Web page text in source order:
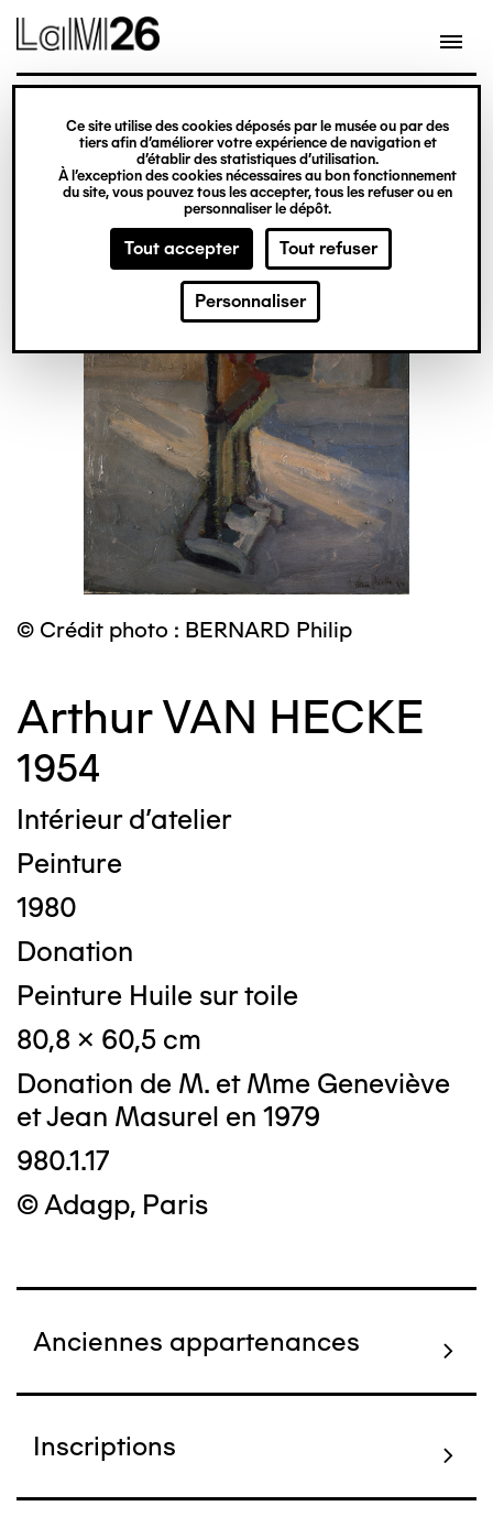
Gestion des cookies
Ce site utilise des cookies déposés par le musée ou par des
tiers afin d’améliorer votre expérience de navigation et
d’établir des statistiques d’utilisation.
À l’exception des cookies nécessaires au bon fonctionnement
du site, vous pouvez tous les accepter, tous les refuser ou en
personnaliser le dépôt.
Tout accepter Tout refuser
Personnaliser
contenu
© Crédit photo : BERNARD Philip
Arthur VAN HECKE
1954
Intérieur d'atelier
Peinture
1980
Donation
Peinture Huile sur toile
80,8 x 60,5 cm
Donation de M. et Mme Geneviève
et Jean Masurel en 1979
980.1.17
© Adagp, Paris
Anciennes appartenances
Inscriptions